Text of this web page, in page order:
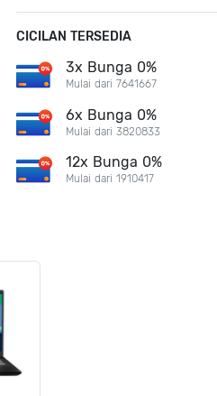
CICILAN TERSEDIA
3x Bunga 0%
Mulai dari 7641667
6x Bunga 0%
Mulai dari 3820833
12x Bunga 0%
Mulai dari 1910417